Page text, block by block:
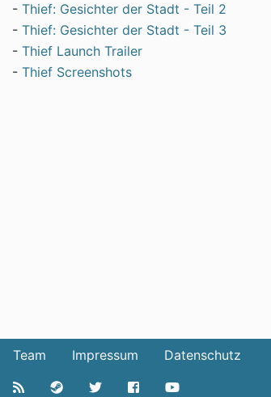
- Thief: Gesichter der Stadt - Teil 2
- Thief: Gesichter der Stadt - Teil 3
- Thief Launch Trailer
- Thief Screenshots
Team Impressum Datenschutz